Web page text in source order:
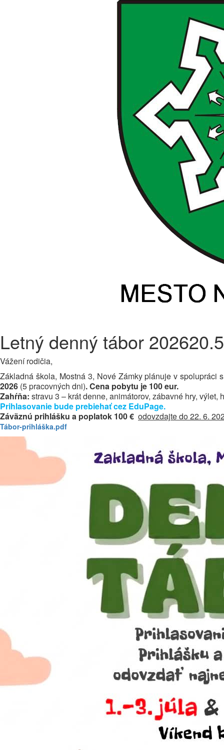
Letný denný tábor 2026
Vážení rodičia,
Základná škola, Mostná 3, Nové Zámky plánuje v spolupráci
2026 (5 pracovných dni).Cena pobytu je 100 eur.
Zahŕňa: stravu 3 – krát denne, animátorov, zábavné hry,
Prihlasovanie bude prebiehať cez EduPage.
Záväznú prihlášku a poplatok 100 € odovzdajte do 22. 6.
Tábor-prihláška.pdf